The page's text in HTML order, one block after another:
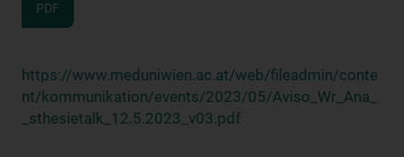
PDF
https://www.meduniwien.ac.at/web/fileadmin/conte
nt/kommunikation/events/2023/05/Aviso_Wr_Ana_
_sthesietalk_12.5.2023_v03.pdf